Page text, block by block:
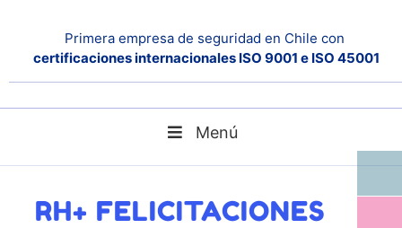
Primera empresa de seguridad en Chile con
certificaciones internacionales ISO 9001 e ISO 45001
Menú
RH+ FELICITACIONES
RH+ FELICITACIONES